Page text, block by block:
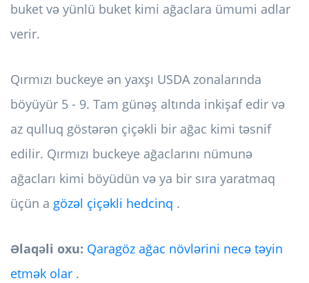
buket və yünlü buket kimi ağaclara ümumi adlar
verir.
Qırmızı buckeye ən yaxşı USDA zonalarında
böyüyür 5 - 9. Tam günəş altında inkişaf edir və
az qulluq göstərən çiçəkli bir ağac kimi təsnif
edilir. Qırmızı buckeye ağaclarını nümunə
ağacları kimi böyüdün və ya bir sıra yaratmaq
üçün a gözəl çiçəkli hedcinq .
Əlaqəli oxu: Qaragöz ağac növlərini necə təyin
etmək olar .